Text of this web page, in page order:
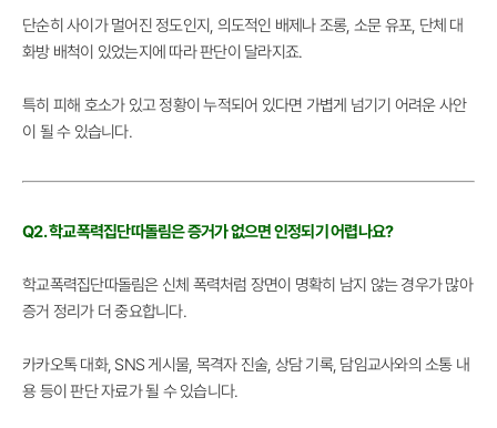
단순히 사이가 멀어진 정도인지, 의도적인 배제나 조롱, 소문 유포, 단체 대
화방 배척이 있었는지에 따라 판단이 달라지죠.
특히 피해 호소가 있고 정황이 누적되어 있다면 가볍게 넘기기 어려운 사안
이 될 수 있습니다.
Q2. 학교폭력집단따돌림은 증거가 없으면 인정되기 어렵나요?
학교폭력집단따돌림은 신체 폭력처럼 장면이 명확히 남지 않는 경우가 많아
증거 정리가 더 중요합니다.
카카오톡 대화, SNS 게시물, 목격자 진술, 상담 기록, 담임교사와의 소통 내
용 등이 판단 자료가 될 수 있습니다.